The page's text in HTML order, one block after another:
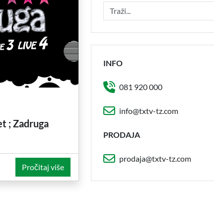
; Zadruga
Pročitaj više
INFO
081 920 000
info@txtv-tz.com
PRODAJA
prodaja@txtv-tz.com